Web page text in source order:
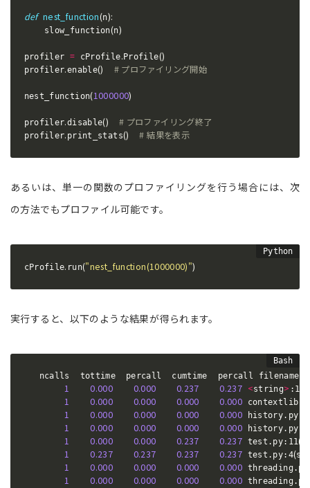
def nest_function(n):
    slow_function
(n)
profiler = cProfile. Profile()
profiler.enable() # プロファイリング開始
nest_function(1000000)
profiler.disable() # プロファイリング終了
profiler. print_stats() # 結果を表示
あるいは、単一の関数のプロファイリングを行う場合には、次
の方法でもプロファイル可能です。
cProfile. run("nest_function(1000000)")
実行すると、以下のような結果が得られます。
ncalls  tottime  percall  cumtime  percall
1 0.000 0.000 0.237 0.237 <string> :1
1 0.000 0.000 0.000 0.000
1 0.000 0.000 0.000 0.000
1 0.000 0.000 0.000 0.000
1 0.000 0.000 0.237 0.237 test.py:11(
1 0.237 0.237 0.237 0.237 test.py:4(
1 0.000 0.000 0.000 0.000
1 0.000 0.000 0.000 0.000